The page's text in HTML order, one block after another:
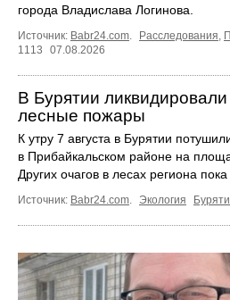
города Владислава Логинова.
Источник: Babr24.com Расследования
1113
07.08.2026
В Бурятии
лесные пожары
К утру 7 августа в Бурятии
в Прибайкальском районе на
Других очагов в лесах региона пока
Источник: Babr24.com Экология